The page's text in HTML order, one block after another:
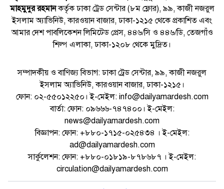
মাহমুদুর রহমানকর্তৃক ঢাকা ট্রেড সেন্টার (৮ম ফ্লোর), ৯৯, কাজী নজরুল
ইসলাম অ্যাভিনিউ, কারওয়ান বাজার, ঢাকা-১২১৫ থেকে প্রকাশিত এবং
আমার দেশ পাবলিকেশন লিমিটেড প্রেস, ৪৪৬/সি ও ৪৪৬/ডি, তেজগাঁও
শিল্প এলাকা, ঢাকা-১২০৮ থেকে মুদ্রিত।
সম্পাদকীয় ও বাণিজ্য বিভাগ: ঢাকা ট্রেড সেন্টার, ৯৯, কাজী নজরুল
ইসলাম অ্যাভিনিউ, কারওয়ান বাজার, ঢাকা-১২১৫।
ফোন: ০২-৫৫০১২২৫০। ই-মেইল: info@dailyamardesh.com
বার্তা: ফোন: ০৯৬৬৬-৭৪৭৪০০। ই-মেইল:
news@dailyamardesh.com
বিজ্ঞাপন: ফোন: +৮৮০-১৭১৫-০২৫৪৩৪ । ই-মেইল:
ad@dailyamardesh.com
সার্কুলেশন: ফোন: +৮৮০-০১৮১৯-৮৭৮৬৮৭ । ই-মেইল:
circulation@dailyamardesh.com